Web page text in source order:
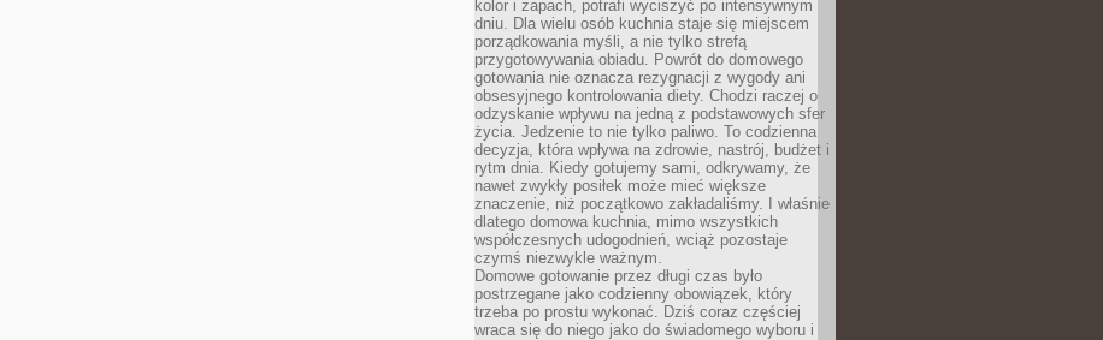
kolor i zapach, potrafi wyciszyć po intensywnym
dniu. Dla wielu osób kuchnia staje się miejscem
porządkowania myśli, a nie tylko strefą
przygotowywania obiadu. Powrót do domowego
gotowania nie oznacza rezygnacji z wygody ani
obsesyjnego kontrolowania diety. Chodzi raczej o
odzyskanie wpływu na jedną z podstawowych sfer
życia. Jedzenie to nie tylko paliwo. To codzienna
decyzja, która wpływa na zdrowie, nastrój, budżet i
rytm dnia. Kiedy gotujemy sami, odkrywamy, że
nawet zwykły posiłek może mieć większe
znaczenie, niż początkowo zakładaliśmy. I właśnie
dlatego domowa kuchnia, mimo wszystkich
współczesnych udogodnień, wciąż pozostaje
czymś niezwykle ważnym.
Domowe gotowanie przez długi czas było
postrzegane jako codzienny obowiązek, który
trzeba po prostu wykonać. Dziś coraz częściej
wraca się do niego jako do świadomego wyboru i